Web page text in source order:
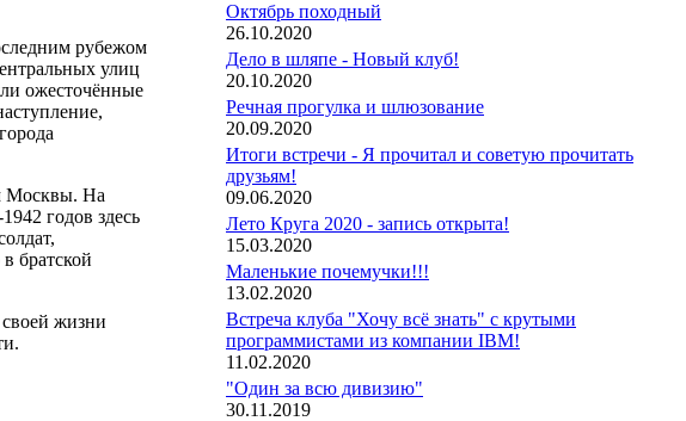
рубежом
улиц
ожесточённые
Москвы. На
годов здесь
братской
жизни
Октябрь походный
26.10.2020
Дело в шляпе - Новый клуб!
20.10.2020
Речная прогулка и шлюзование
20.09.2020
Итоги встречи - Я прочитал и советую прочитать
друзьям!
09.06.2020
Лето Круга 2020 - запись открыта!
15.03.2020
Маленькие почемучки!!!
13.02.2020
Встреча клуба "Хочу всё знать" с крутыми
программистами из компании IBM!
11.02.2020
"Один за всю дивизию"
30.11.2019